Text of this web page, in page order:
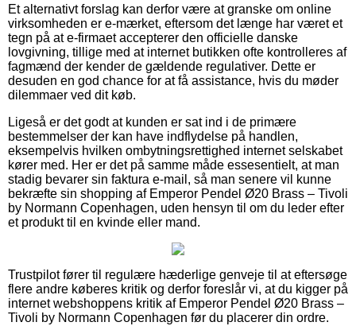
Et alternativt forslag kan derfor være at granske om online
virksomheden er e-mærket, eftersom det længe har været et
tegn på at e-firmaet accepterer den officielle danske
lovgivning, tillige med at internet butikken ofte kontrolleres af
fagmænd der kender de gældende regulativer. Dette er
desuden en god chance for at få assistance, hvis du møder
dilemmaer ved dit køb.
Ligeså er det godt at kunden er sat ind i de primære
bestemmelser der kan have indflydelse på handlen,
eksempelvis hvilken ombytningsrettighed internet selskabet
kører med. Her er det på samme måde essesentielt, at man
stadig bevarer sin faktura e-mail, så man senere vil kunne
bekræfte sin shopping af Emperor Pendel Ø20 Brass – Tivoli
by Normann Copenhagen, uden hensyn til om du leder efter
et produkt til en kvinde eller mand.
Trustpilot fører til regulære hæderlige genveje til at eftersøge
flere andre køberes kritik og derfor foreslår vi, at du kigger på
internet webshoppens kritik af Emperor Pendel Ø20 Brass –
Tivoli by Normann Copenhagen før du placerer din ordre.